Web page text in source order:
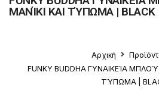
ΜΑΝΊΚΙ ΚΑΙ ΤΎΠΩΜΑ | BLACK
Αρχική
FUNKY BUDDHA ΓΥΝΑΙΚΕΊΑ
ΤΎΠΩΜΑ |